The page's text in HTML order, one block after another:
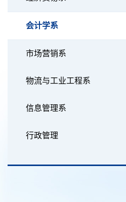
会计学系
市场营销系
物流与工业工程系
信息管理系
行政管理